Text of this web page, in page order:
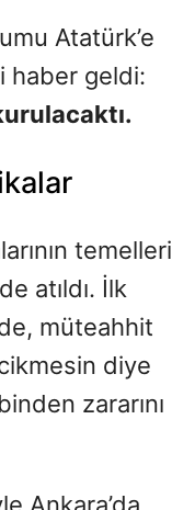
Atatürk’e
haber geldi:
temelleri
atıldı. İlk
müteahhit
diye
zararını